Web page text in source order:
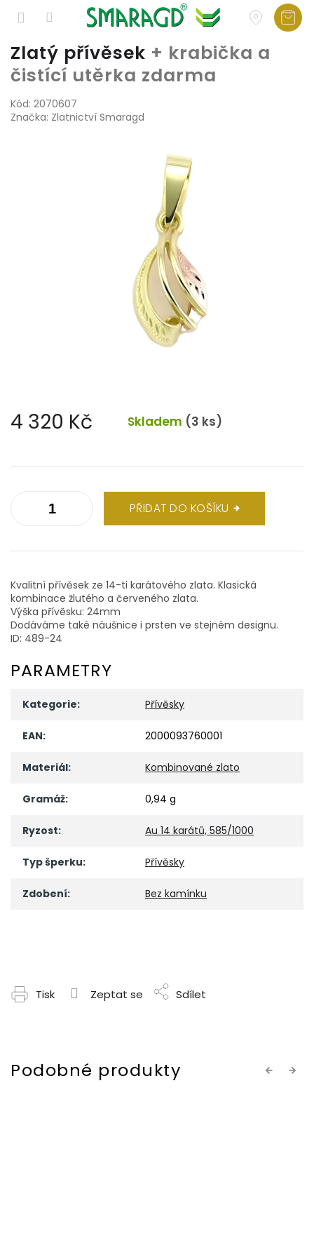
Přejít
na
obsah
Zlatý přívěsek + krabička a
čistící utěrka zdarma
Kód: 2070607
Značka: Zlatnictví Smaragd
4 320 Kč Skladem (3 ks)
PŘIDAT DO KOŠÍKU
Kvalitní přívěsek ze 14-ti karátového zlata. Klasická
kombinace žlutého a červeného zlata.
Výška přívěsku: 24mm
Dodáváme také náušnice i prsten ve stejném designu.
ID: 489-24
PARAMETRY
Kategorie: Přívěsky
EAN: 2000093760001
Materiál: Kombinované zlato
Gramáž: 0,94 g
Ryzost: Au 14 karátů, 585/1000
Typ šperku: Přívěsky
Zdobení: Bez kamínku
Tisk Zeptat se Sdílet
Previous
Next